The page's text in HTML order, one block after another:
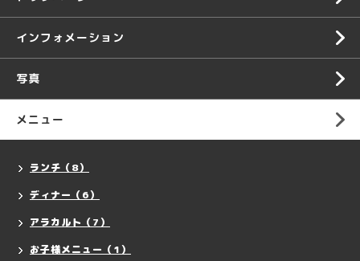
インフォメーション
写真
メニュー
ランチ（8）
ディナー（6）
アラカルト（7）
お子様メニュー（1）